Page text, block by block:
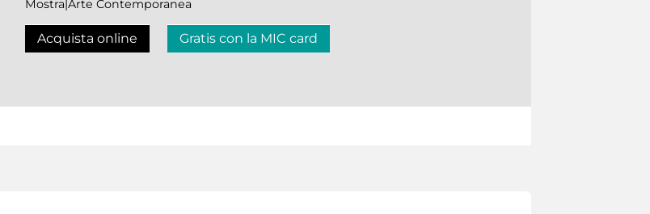
Mostra|Arte Contemporanea
Acquista online Gratis con la MIC card